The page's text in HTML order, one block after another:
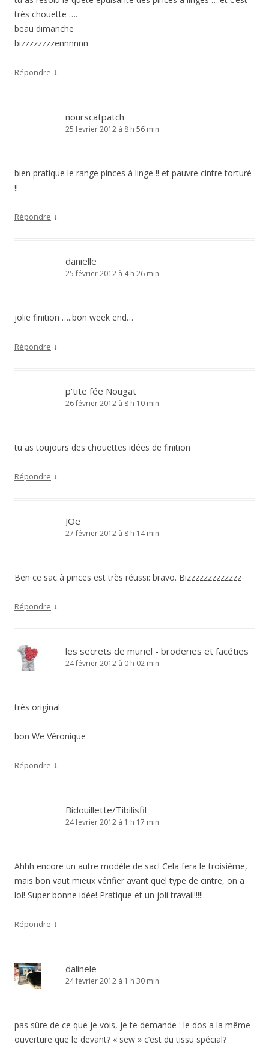
très chouette ….
beau dimanche
bizzzzzzzzennnnnn
Répondre ↓
nourscatpatch
25 février 2012 à 8 h 56 min
bien pratique le range pinces à linge !! et pauvre cintre torturé
!!
Répondre ↓
danielle
25 février 2012 à 4 h 26 min
jolie finition …..bon week end…
Répondre ↓
p'tite fée Nougat
26 février 2012 à 8 h 10 min
tu as toujours des chouettes idées de finition
Répondre ↓
JOe
27 février 2012 à 8 h 14 min
Ben ce sac à pinces est très réussi: bravo. Bizzzzzzzzzzzzz
Répondre ↓
les secrets de muriel - broderies et facéties
24 février 2012 à 0 h 02 min
très original
bon We Véronique
Répondre ↓
Bidouillette/Tibilisfil
24 février 2012 à 1 h 17 min
Ahhh encore un autre modèle de sac! Cela fera le troisième,
mais bon vaut mieux vérifier avant quel type de cintre, on a
lol! Super bonne idée! Pratique et un joli travail!!!!!
Répondre ↓
dalinele
24 février 2012 à 1 h 30 min
pas sûre de ce que je vois, je te demande : le dos a la même
ouverture que le devant? « sew » c’est du tissu spécial?